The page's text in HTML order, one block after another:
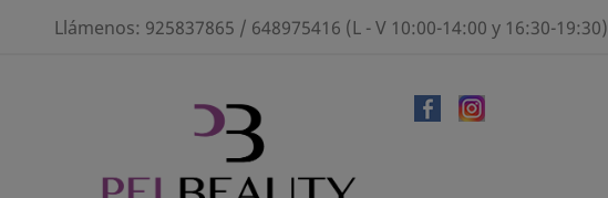
Llámenos: 925837865 / 648975416 (L - V 10:00-14:00 y 16:30-19:30)